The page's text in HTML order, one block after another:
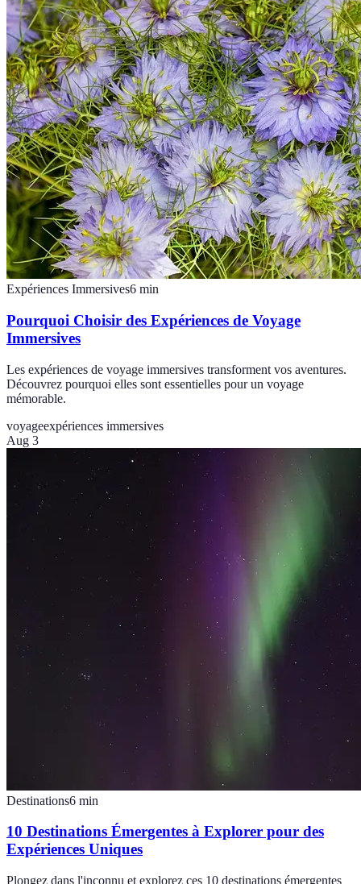
Expériences Immersives6 min
Pourquoi Choisir des Expériences de Voyage
Immersives
Les expériences de voyage immersives transforment vos aventures.
Découvrez pourquoi elles sont essentielles pour un voyage
mémorable.
voyageexpériences immersives
Aug 3
Destinations6 min
10 Destinations Émergentes à Explorer pour des
Expériences Uniques
Plongez dans l'inconnu et explorez ces 10 destinations émergentes